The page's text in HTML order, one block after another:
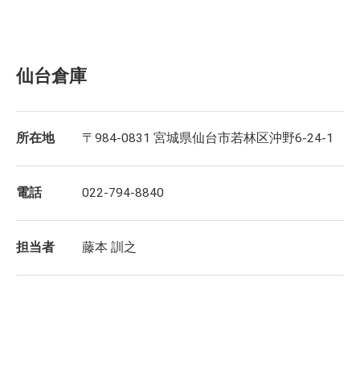
仙台倉庫
所在地 〒984-0831 宮城県仙台市若林区沖野6-24-1
電話 022-794-8840
担当者 藤本 訓之